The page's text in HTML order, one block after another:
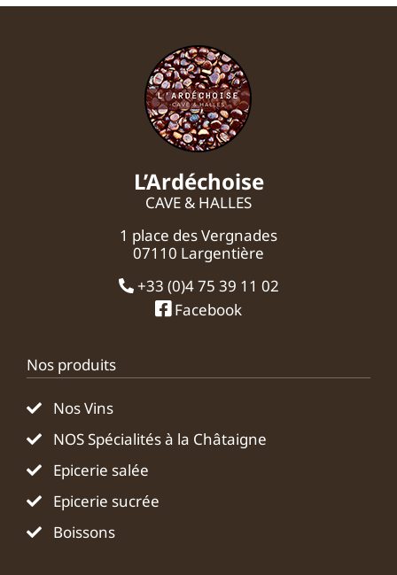
L’Ardéchoise
CAVE & HALLES
1 place des Vergnades
07110 Largentière
+33 (0)4 75 39 11 02
Facebook
Nos produits
Nos Vins
NOS Spécialités à la Châtaigne
Epicerie salée
Epicerie sucrée
Boissons